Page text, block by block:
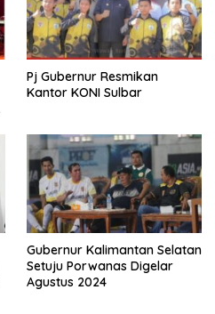
Pj Gubernur Resmikan
Kantor KONI Sulbar
Gubernur Kalimantan Selatan
Setuju Porwanas Digelar
Agustus 2024